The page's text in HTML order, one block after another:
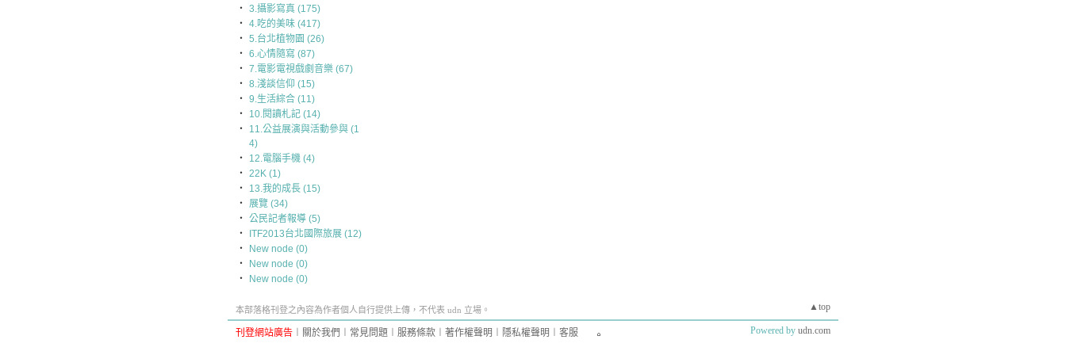
‧ 3.攝影寫真 (175)
‧ 4.吃的美味 (417)
‧ 5.台北植物園 (26)
‧ 6.心情隨寫 (87)
‧ 7.電影電視戲劇音樂 (67)
‧ 8.淺談信仰 (15)
‧ 9.生活綜合 (11)
‧
10.閱讀札記 (14)
‧
11.公益展演與活動參與 (1
4)
‧
12.電腦手機 (4)
‧ 22K (1)
‧
13.我的成長 (15)
‧ 展覽 (34)
‧ 公民記者報導 (5)
‧
ITF2013台北國際旅展 (12)
‧
New node (0)
‧
New node (0)
‧
New node (0)
▲top
本部落格刊登之內容為作者個人自行提供上傳，不代表 udn 立場。
刊登網站廣告 關於我們 常見問題 服務條款 著作權聲明 隱私權聲明 客服 Powered by udn.com